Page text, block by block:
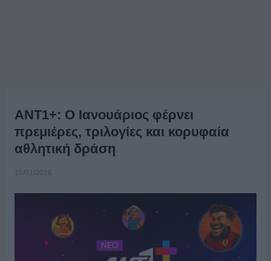
ΑΝΤ1+: Ο Ιανουάριος φέρνει
πρεμιέρες, τριλογίες και κορυφαία
αθλητική δράση
16/01/2026